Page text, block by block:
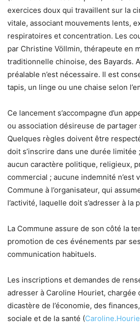
exercices doux qui travaillent sur la
vitale, associant mouvements lents,
respiratoires et concentration. Les
par Christine Völlmin, thérapeute en
traditionnelle chinoise, des Bayards.
préalable n’est nécessaire. Il est
tapis, un linge ou une chaise selon
Ce lancement s’accompagne d’un
ou association désireuse de partager
Quelques règles doivent être
doit s’inscrire dans une durée
aucun caractère politique, religieux,
commercial ; aucune indemnité n’est
Commune à l’organisateur, qui
l’activité, laquelle doit s’adresser à la
La Commune assure de son côté la
promotion de ces événements par
communication habituels.
Les inscriptions et demandes de
adresser à Caroline Houriet, chargée
dicastère de l’économie, des
sociale et de la santé (